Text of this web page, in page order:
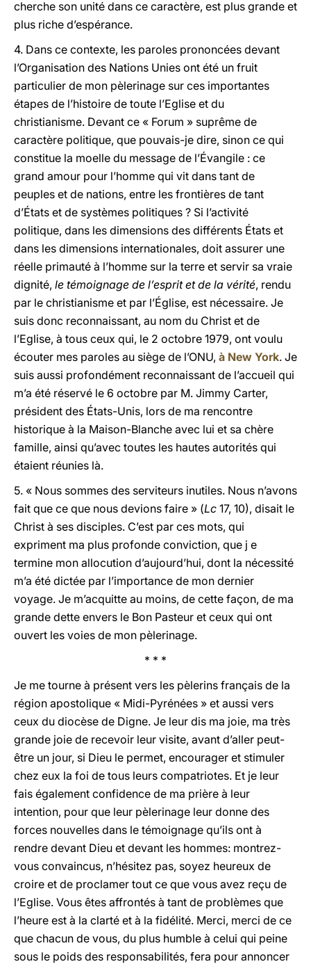
cherche son unité dans ce caractère, est plus grande et
plus riche d’espérance.
4. Dans ce contexte, les paroles prononcées devant
l’Organisation des Nations Unies ont été un fruit
particulier de mon pèlerinage sur ces importantes
étapes de l’histoire de toute l’Eglise et du
christianisme. Devant ce « Forum » suprême de
caractère politique, que pouvais-je dire, sinon ce qui
constitue la moelle du message de l’Évangile : ce
grand amour pour l’homme qui vit dans tant de
peuples et de nations, entre les frontières de tant
d’États et de systèmes politiques ? Si l’activité
politique, dans les dimensions des différents États et
dans les dimensions internationales, doit assurer une
réelle primauté à l’homme sur la terre et servir sa vraie
dignité, le témoignage de l’esprit et de la vérité, rendu
par le christianisme et par l’Église, est nécessaire. Je
suis donc reconnaissant, au nom du Christ et de
l’Eglise, à tous ceux qui, le 2 octobre 1979, ont voulu
écouter mes paroles au siège de l’ONU, à New York. Je
suis aussi profondément reconnaissant de l’accueil qui
m’a été réservé le 6 octobre par M. Jimmy Carter,
président des États-Unis, lors de ma rencontre
historique à la Maison-Blanche avec lui et sa chère
famille, ainsi qu’avec toutes les hautes autorités qui
étaient réunies là.
5. « Nous sommes des serviteurs inutiles. Nous n’avons
fait que ce que nous devions faire » (Lc 17, 10), disait le
Christ à ses disciples. C’est par ces mots, qui
expriment ma plus profonde conviction, que j e
termine mon allocution d’aujourd’hui, dont la nécessité
m’a été dictée par l’importance de mon dernier
voyage. Je m’acquitte au moins, de cette façon, de ma
grande dette envers le Bon Pasteur et ceux qui ont
ouvert les voies de mon pèlerinage.
* * *
Je me tourne à présent vers les pèlerins français de la
région apostolique « Midi-Pyrénées » et aussi vers
ceux du diocèse de Digne. Je leur dis ma joie, ma très
grande joie de recevoir leur visite, avant d’aller peut-
être un jour, si Dieu le permet, encourager et stimuler
chez eux la foi de tous leurs compatriotes. Et je leur
fais également confidence de ma prière à leur
intention, pour que leur pèlerinage leur donne des
forces nouvelles dans le témoignage qu’ils ont à
rendre devant Dieu et devant les hommes: montrez-
vous convaincus, n’hésitez pas, soyez heureux de
croire et de proclamer tout ce que vous avez reçu de
l’Eglise. Vous êtes affrontés à tant de problèmes que
l’heure est à la clarté et à la fidélité. Merci, merci de ce
que chacun de vous, du plus humble à celui qui peine
sous le poids des responsabilités, fera pour annoncer